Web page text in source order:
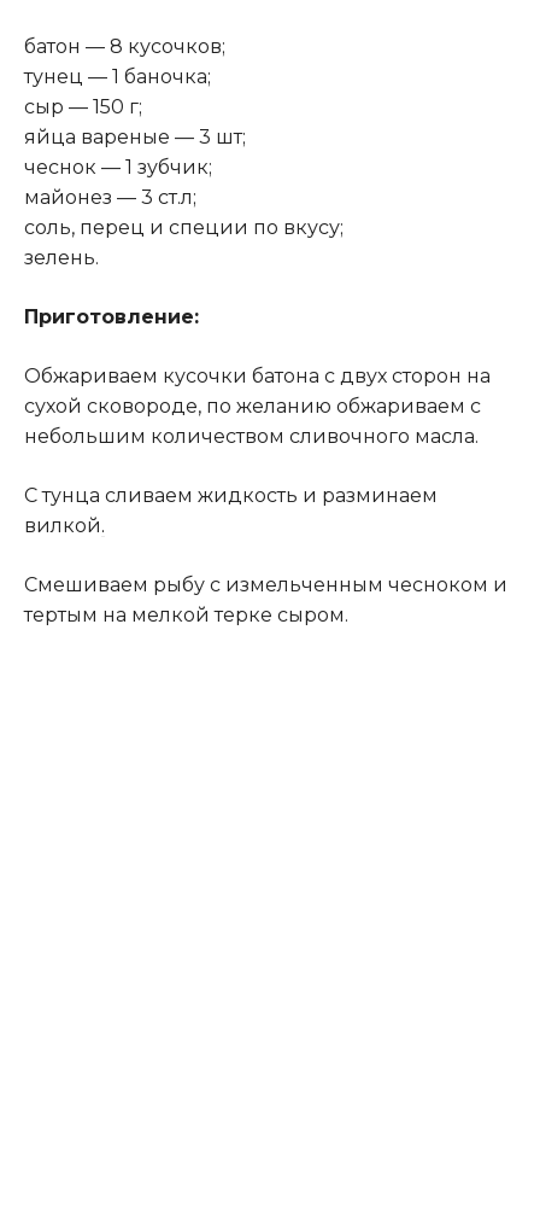
батон — 8 кусочков;
тунец — 1 баночка;
сыр — 150 г;
яйца вареные — 3 шт;
чеснок — 1 зубчик;
майонез — 3 ст.л;
соль, перец и специи по вкусу;
зелень.
Приготовление:
Обжариваем кусочки батона с двух сторон на
сухой сковороде, по желанию обжариваем с
небольшим количеством сливочного масла.
С тунца сливаем жидкость и разминаем
вилкой.
Смешиваем рыбу с измельченным чесноком и
тертым на мелкой терке сыром.